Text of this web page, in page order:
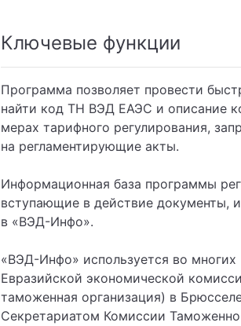
Ключевые функции
Программа позволяет провести
найти код ТН ВЭД ЕАЭС и описание
мерах тарифного регулирования,
на регламентирующие акты.
Информационная база программы
вступающие в действие документы,
в «ВЭД-Инфо».
«ВЭД-Инфо» используется во
Евразийской экономической
таможенная организация) в
Секретариатом Комиссии